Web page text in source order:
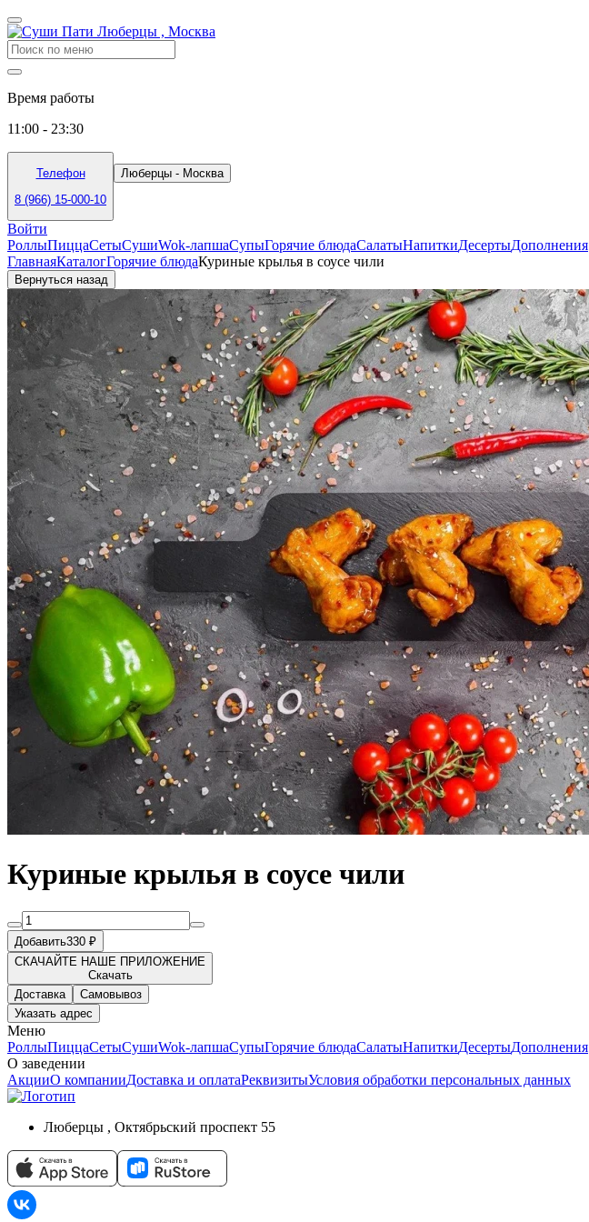
Время работы
11:00 - 23:30
Телефон
8 (966) 15-000-10
Люберцы - Москва
Войти
РоллыПиццаСетыСушиWok-лапшаСупыГорячие блюдаСалатыНапиткиДесертыДополнения
ГлавнаяКаталогГорячие блюдаКуриные крылья в соусе чили
Вернуться назад
Куриные крылья в соусе чили
Добавить330 ₽
СКАЧАЙТЕ НАШЕ ПРИЛОЖЕНИЕ
Скачать
Доставка
Самовывоз
Указать адрес
Меню
РоллыПиццаСетыСушиWok-лапшаСупыГорячие блюдаСалатыНапиткиДесертыДополнения
О заведении
АкцииО компанииДоставка и оплатаРеквизитыУсловия обработки персональных данных
Люберцы , Октябрьский проспект 55